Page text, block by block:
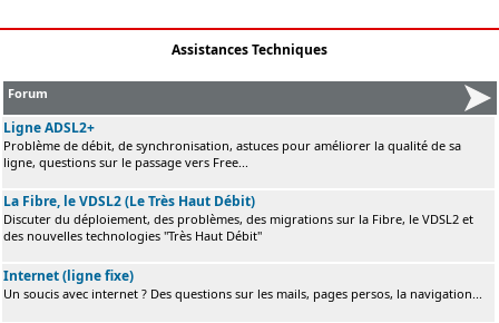
Assistances Techniques
Forum
Ligne ADSL2+
Problème de débit, de synchronisation, astuces pour améliorer la qualité de sa
ligne, questions sur le passage vers Free...
La Fibre, le VDSL2 (Le Très Haut Débit)
Discuter du déploiement, des problèmes, des migrations sur la Fibre, le VDSL2 et
des nouvelles technologies "Très Haut Débit"
Internet (ligne fixe)
Un soucis avec internet ? Des questions sur les mails, pages persos, la navigation...